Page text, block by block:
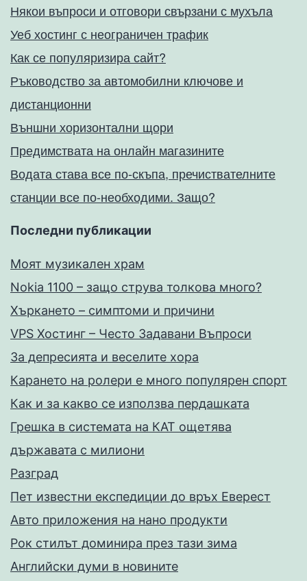
Някои въпроси и отговори свързани с мухъла
Уеб хостинг с неограничен трафик
Как се популяризира сайт?
Ръководство за автомобилни ключове и
дистанционни
Външни хоризонтални щори
Предимствата на онлайн магазините
Водата става все по-скъпа, пречиствателните
станции все по-необходими. Защо?
Последни публикации
Моят музикален храм
Nokia 1100 – защо струва толкова много?
Хъркането – симптоми и причини
VPS Хостинг – Често Задавани Въпроси
За депресията и веселите хора
Карането на ролери е много популярен спорт
Как и за какво се използва пердашката
Грешка в системата на КАТ ощетява
държавата с милиони
Разград
Пет известни експедиции до връх Еверест
Авто приложения на нано продукти
Рок стилът доминира през тази зима
Английски думи в новините